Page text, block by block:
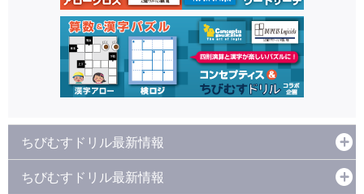
ちびむすドリル最新情報
ちびむすドリル最新情報